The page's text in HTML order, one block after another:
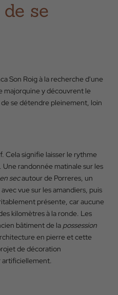
se
Son Roig à la recherche d'une
majorquine y découvrent le
se détendre pleinement, loin
Cela signifie laisser le rythme
randonnée matinale sur les
secautour de Porreres, un
vue sur les amandiers, puis
présente, car aucune
kilomètres à la ronde. Les
bâtiment de la possession
en pierre et cette
de décoration